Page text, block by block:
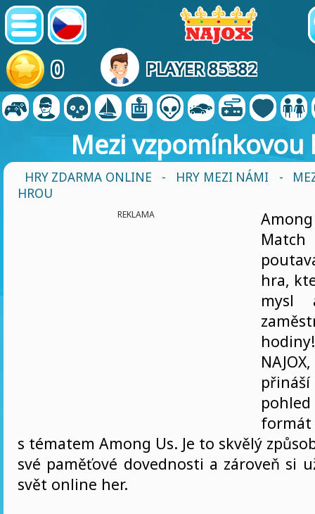
0 PLAYER 85382
Mezi vzpomínkovou
HRY ZDARMA ONLINE - HRY MEZI NÁMI
-
HROU
REKLAMA
hra,
mysl
formát
s tématem Among Us. Je to skvělý
své paměťové dovednosti a zároveň si
svět online her.